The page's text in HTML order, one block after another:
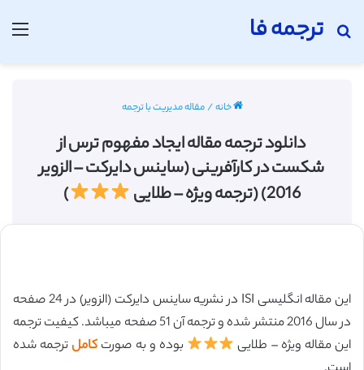
ترجمه فا
جستجو برای
خانه/مقاله مدیریت با ترجمه
دانلود ترجمه مقاله ایجاد مفهوم ترس از
شکست در کارآفرینی (ساینس دایرکت – الزویر
2016) (ترجمه ویژه – طلایی
)
این مقاله انگلیسی ISI در نشریه ساینس دایرکت (الزویر) در 24 صفحه
در سال 2016 منتشر شده و ترجمه آن 51 صفحه میباشد. کیفیت ترجمه
این مقاله ویژه – طلایی
بوده و به صورت کاملترجمه شده